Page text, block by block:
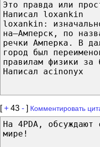
Это правда или
Написал loxankin
loxankin:
на–Амперск, по
речки Амперка. В
город был
правилам физики за
Написал acinonyx
[+ 43 - ] Комментировать
На 4PDA, обсуждают
мире!